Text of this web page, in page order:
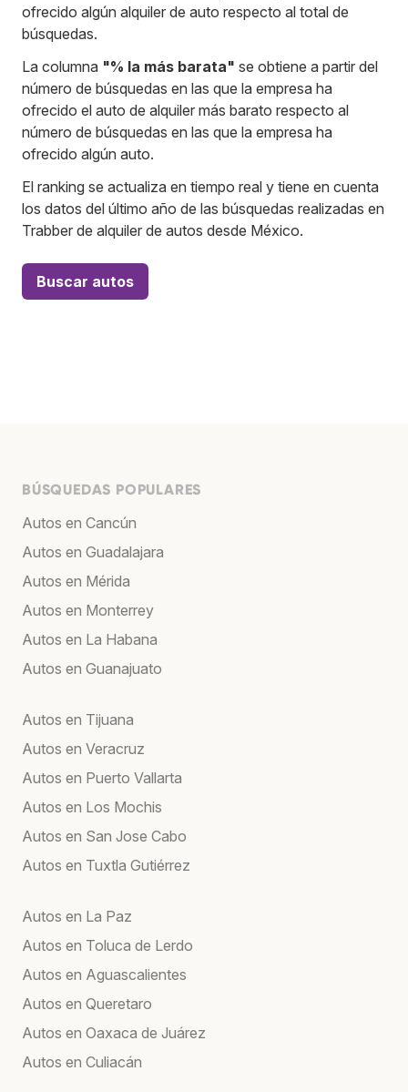
ofrecido algún alquiler de auto respecto al total de
búsquedas.
La columna "% la más barata" se obtiene a partir del
número de búsquedas en las que la empresa ha
ofrecido el auto de alquiler más barato respecto al
número de búsquedas en las que la empresa ha
ofrecido algún auto.
El ranking se actualiza en tiempo real y tiene en cuenta
los datos del último año de las búsquedas realizadas en
Trabber de alquiler de autos desde México.
Buscar autos
BÚSQUEDAS POPULARES
Autos en Cancún
Autos en Guadalajara
Autos en Mérida
Autos en Monterrey
Autos en La Habana
Autos en Guanajuato
Autos en Tijuana
Autos en Veracruz
Autos en Puerto Vallarta
Autos en Los Mochis
Autos en San Jose Cabo
Autos en Tuxtla Gutiérrez
Autos en La Paz
Autos en Toluca de Lerdo
Autos en Aguascalientes
Autos en Queretaro
Autos en Oaxaca de Juárez
Autos en Culiacán